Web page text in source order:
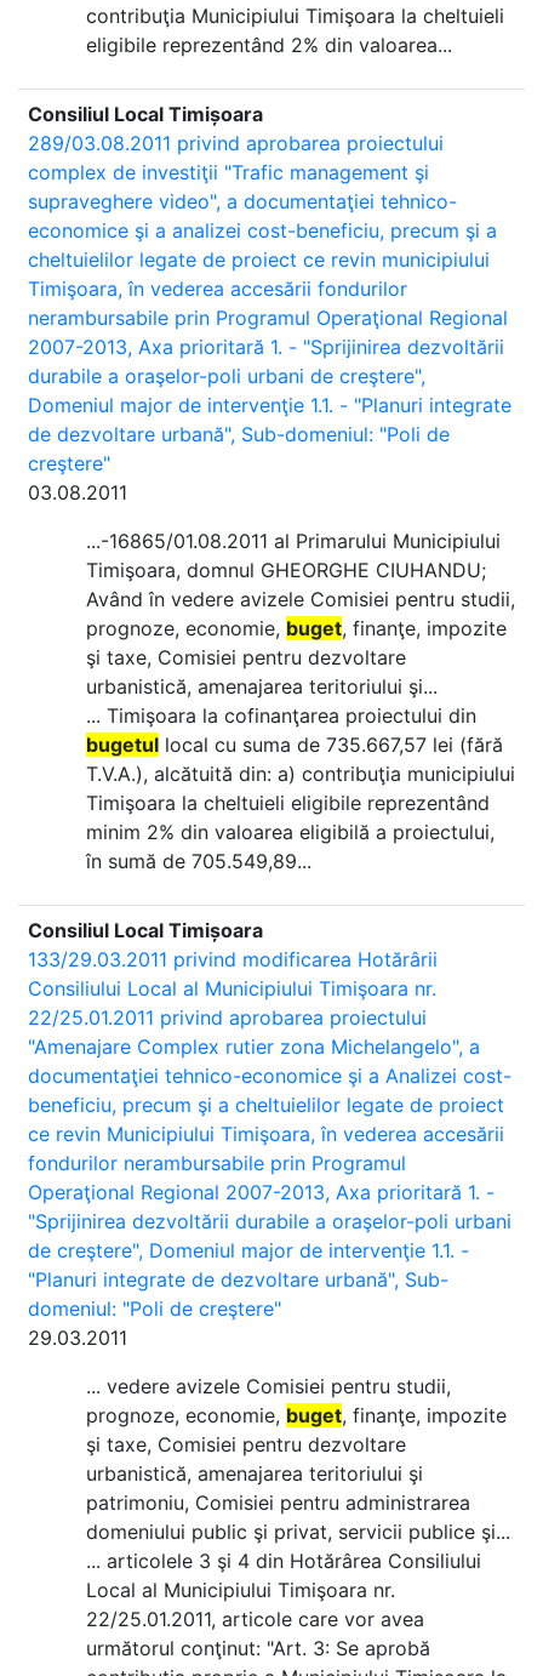
contribuţia Municipiului Timişoara la cheltuieli
eligibile reprezentând 2% din valoarea...
Consiliul Local Timișoara
289/03.08.2011 privind aprobarea proiectului
complex de investiţii "Trafic management şi
supraveghere video", a documentaţiei tehnico-
economice şi a analizei cost-beneficiu, precum şi a
cheltuielilor legate de proiect ce revin municipiului
Timişoara, în vederea accesării fondurilor
nerambursabile prin Programul Operaţional Regional
2007-2013, Axa prioritară 1. - "Sprijinirea dezvoltării
durabile a oraşelor-poli urbani de creştere",
Domeniul major de intervenţie 1.1. - "Planuri integrate
de dezvoltare urbană", Sub-domeniul: "Poli de
creştere"
03.08.2011
...-16865/01.08.2011 al Primarului Municipiului
Timişoara, domnul GHEORGHE CIUHANDU;
Având în vedere avizele Comisiei pentru studii,
prognoze, economie, buget, finanţe, impozite
şi taxe, Comisiei pentru dezvoltare
urbanistică, amenajarea teritoriului şi...
... Timişoara la cofinanţarea proiectului din
bugetul local cu suma de 735.667,57 lei (fără
T.V.A.), alcătuită din: a) contribuţia municipiului
Timişoara la cheltuieli eligibile reprezentând
minim 2% din valoarea eligibilă a proiectului,
în sumă de 705.549,89...
Consiliul Local Timișoara
133/29.03.2011 privind modificarea Hotărârii
Consiliului Local al Municipiului Timişoara nr.
22/25.01.2011 privind aprobarea proiectului
"Amenajare Complex rutier zona Michelangelo", a
documentaţiei tehnico-economice şi a Analizei cost-
beneficiu, precum şi a cheltuielilor legate de proiect
ce revin Municipiului Timişoara, în vederea accesării
fondurilor nerambursabile prin Programul
Operaţional Regional 2007-2013, Axa prioritară 1. -
"Sprijinirea dezvoltării durabile a oraşelor-poli urbani
de creştere", Domeniul major de intervenţie 1.1. -
"Planuri integrate de dezvoltare urbană", Sub-
domeniul: "Poli de creştere"
29.03.2011
... vedere avizele Comisiei pentru studii,
prognoze, economie, buget, finanţe, impozite
şi taxe, Comisiei pentru dezvoltare
urbanistică, amenajarea teritoriului şi
patrimoniu, Comisiei pentru administrarea
domeniului public şi privat, servicii publice şi...
... articolele 3 şi 4 din Hotărârea Consiliului
Local al Municipiului Timişoara nr.
22/25.01.2011, articole care vor avea
următorul conţinut: "Art. 3: Se aprobă